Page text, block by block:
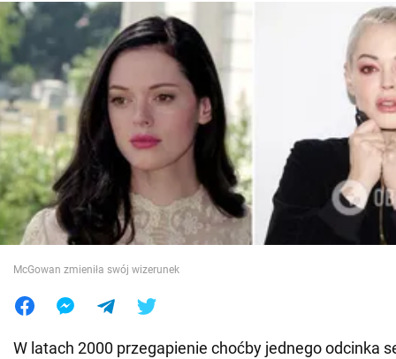
Społeczeństwo
Wojna na Ukrainie
Świat
Jedzenie
McGowan zmieniła swój wizerunek
W latach 2000 przegapienie choćby jednego odcinka